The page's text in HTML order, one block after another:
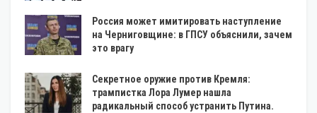
Россия может имитировать наступление
на Черниговщине: в ГПСУ объяснили, зачем
это врагу
Секретное оружие против Кремля:
трампистка Лора Лумер нашла
радикальный способ устранить Путина.